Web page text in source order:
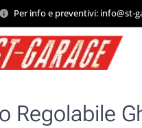
Per info e preventivi: info@st-
Regolabile